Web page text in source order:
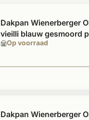
Op voorraad
Dakpan Wienerberger
vieilli blauw gesmoord
Dakpan Wienerberger